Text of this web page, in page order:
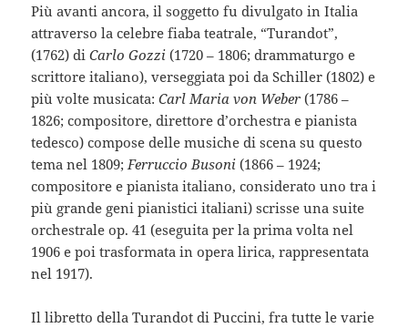
Più avanti ancora, il soggetto fu divulgato in Italia
attraverso la celebre fiaba teatrale, “Turandot”,
(1762) diCarlo Gozzi (1720 – 1806; drammaturgo e
scrittore italiano), verseggiata poi da Schiller (1802) e
più volte musicata:Carl Maria von Weber (1786 –
1826; compositore, direttore d’orchestra e pianista
tedesco) compose delle musiche di scena su questo
tema nel 1809; Ferruccio Busoni (1866 – 1924;
compositore e pianista italiano, considerato uno tra i
più grande geni pianistici italiani) scrisse una suite
orchestrale op. 41 (eseguita per la prima volta nel
1906 e poi trasformata in opera lirica, rappresentata
nel 1917).
Il libretto della Turandot di Puccini, fra tutte le varie